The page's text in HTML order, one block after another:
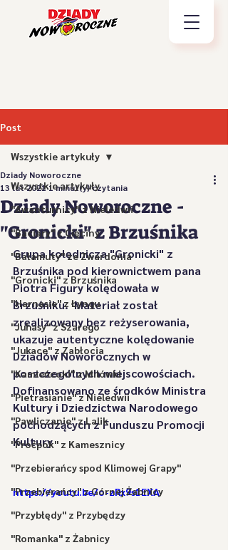
Post
Wszystkie artykuły
"Awanturnicy" z Nieledwii
"Baciary" z Cięciny
"Bałamuty" ze Zwardonia
"Gronicki" z Brzuśnika
"Harnasie" z Łyngu
"Juhasy" z Szarego
"Jukace" z Zabłocia
"Kamieńcoki" z Milówki
"Pietrasianie" z Nieledwii
"Pawliczanie" z Lalik
"Proćpok" z Kamesznicy
"Przebierańcy spod Klimowej Grapy"
"Przebierańcy" z Górnej Żabnicy
"Przybłędy" z Przybędzy
"Romanka" z Żabnicy
Wszystkie artykuły
Dziady Noworoczne -
"Gronicki" z Brzuśnika
Dziady Noworoczne
13 lut 20211 minut(y) czytania
Grupa kolędnicza "Gronicki" z
Brzuśnika pod kierownictwem pana
Piotra Figury kolędowała w
Brzuśniku.  Materiał został
zrealizowany bez reżyserowania,
ukazuje autentyczne kolędowanie
Dziadów Noworocznych w
poszczególnych miejscowościach.
Dofinansowano ze środków Ministra
Kultury i Dziedzictwa Narodowego
pochodzących z Funduszu Promocji
Kultury
https://youtu.be/o-zRx9s1EXA